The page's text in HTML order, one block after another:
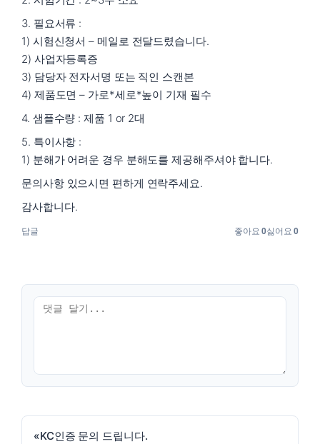
3. 필요서류 :
1) 시험신청서 – 메일로 전달드렸습니다.
2) 사업자등록증
3) 담당자 전자서명 또는 직인 스캔본
4) 제품도면 – 가로*세로*높이 기재 필수
4. 샘플수량 : 제품 1 or 2대
5. 특이사항 :
1) 분해가 어려운 경우 분해도를 제공해주셔야 합니다.
문의사항 있으시면 편하게 연락주세요.
감사합니다.
답글 좋아요 0싫어요 0
«KC인증 문의 드립니다.